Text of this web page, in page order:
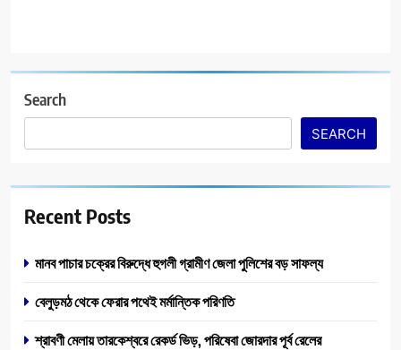
Search
SEARCH
Recent Posts
মানব পাচার চক্রের বিরুদ্ধে হুগলী গ্রামীণ জেলা পুলিশের বড় সাফল্য
বেলুড়মঠ থেকে ফেরার পথেই মর্মান্তিক পরিণতি
শ্রাবণী মেলায় তারকেশ্বরে রেকর্ড ভিড়, পরিষেবা জোরদার পূর্ব রেলের